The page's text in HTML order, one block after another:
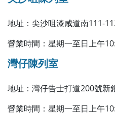
地址：尖沙咀漆咸道南111-
營業時間：星期一至日上午
灣仔陳列室
地址：灣仔告士打道200號新
營業時間：星期一至日上午